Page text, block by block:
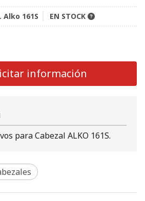
Alko 161S EN STOCK
información
para Cabezal ALKO 161S.